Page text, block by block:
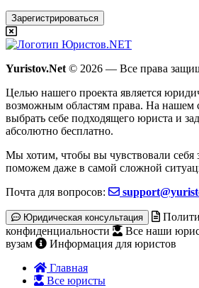
Зарегистрироваться
Yuristov.Net © 2026 — Все права
Целью нашего проекта является
возможным областям права. На нашем
выбрать себе подходящего юриста и
абсолютно бесплатно.
Мы хотим, чтобы вы чувствовали
поможем даже в самой сложной
Почта для вопросов:
Юридическая консультация
конфиденциальности
Все наши
вузам
Информация для юристов
Главная
Все юристы